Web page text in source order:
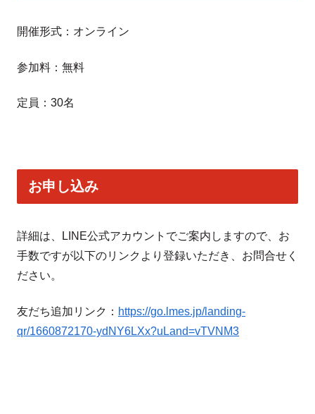
開催形式：オンライン
参加料：無料
定員：30名
お申し込み
詳細は、LINE公式アカウントでご案内しますので、お
手数ですが以下のリンクより登録いただき、お問合せく
ださい。
友だち追加リンク： https://go.lmes.jp/landing-
qr/1660872170-ydNY6LXx?uLand=vTVNM3